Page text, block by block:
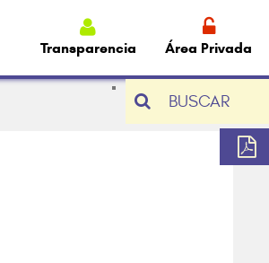
Transparencia Área Privada
BUSCAR